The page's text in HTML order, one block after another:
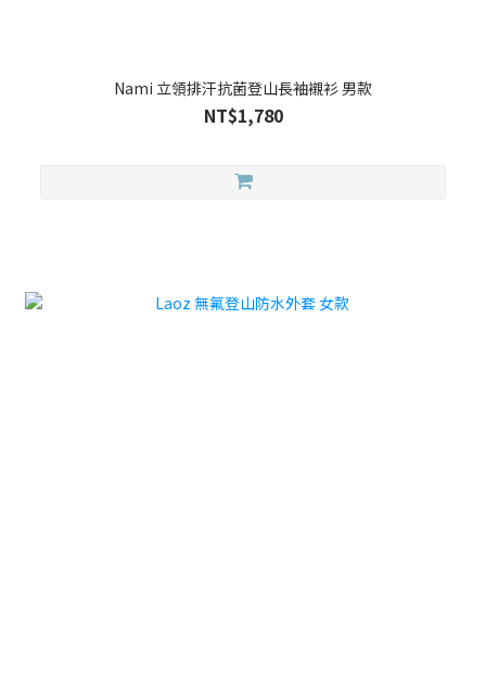
Nami 立領排汗抗菌登山長袖襯衫 男款
NT$1,780